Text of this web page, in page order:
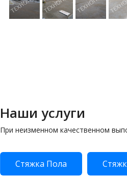
Наши услуги
При неизменном качественном
Стяжка Пола